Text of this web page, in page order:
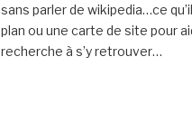
sans parler de wikipedia…ce
plan ou une carte de site pour
recherche à s’y retrouver…